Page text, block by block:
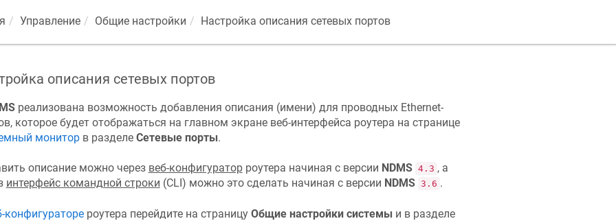
Управление Общие настройки Настройка описания сетевых портов
описания сетевых портов
реализована возможность добавления описания (имени) для проводных Ethernet-
которое будет отображаться на главном экране веб-интерфейса роутера на странице
мониторв разделе Сетевые порты.
описание можно через веб-конфигураторроутера начиная с версии NDMS 4.3 , а
интерфейс командной строки (CLI) можно это сделать начиная с версии NDMS 3.6 .
конфигураторероутера перейдите на страницу Общие настройки системы и в разделе